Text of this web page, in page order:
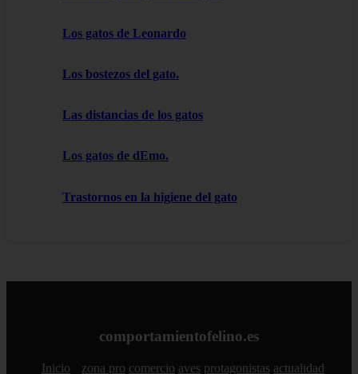
Los gatos de Leonardo
Los bostezos del gato.
Las distancias de los gatos
Los gatos de dEmo.
Trastornos en la higiene del gato
comportamientofelino.es
Inicio zona pro comercio aves protagonistas actualidad